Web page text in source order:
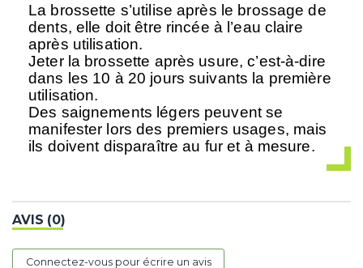
La brossette s’utilise après le brossage de
dents, elle doit être rincée à l’eau claire
après utilisation.
Jeter la brossette après usure, c’est-à-dire
dans les 10 à 20 jours suivants la première
utilisation.
Des saignements légers peuvent se
manifester lors des premiers usages, mais
ils doivent disparaître au fur et à mesure.
AVIS (0)
Connectez-vous pour écrire un avis